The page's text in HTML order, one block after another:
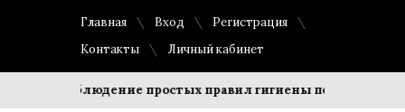
Главная Вход
Регистрация
Контакты
Личный кабинет
Соблюдение простых правил гигиены помогает